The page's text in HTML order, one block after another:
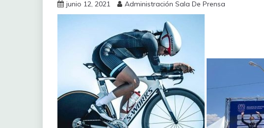
junio 12, 2021 Administración Sala De Prensa